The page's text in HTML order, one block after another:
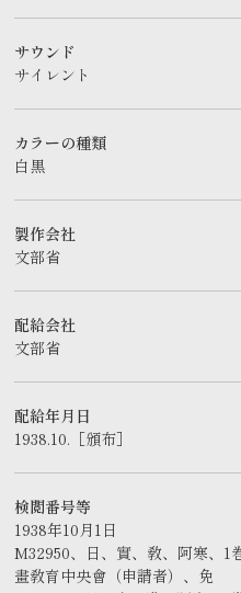
サウンド
サイレント
カラーの種類
白黒
製作会社
文部省
配給会社
文部省
配給年月日
1938.10.［頒布］
検閲番号等
1938年10月1日
M32950、日、實、敎、阿寒、
畫敎育中央會（申請者）、免